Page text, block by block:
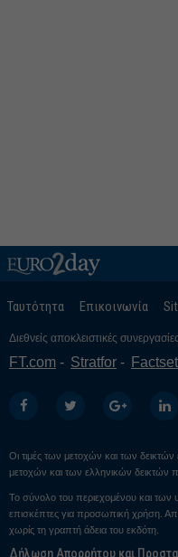
Ταυτότητα Επικοινωνία
Διεθνείς αποκλειστικές
FT.com Stratfor Factset
Οι τιμές των μετοχών και των δεικτών
μετοχών και των ελληνικών δεικτών
Το σύνολο του περιεχομένου και των
επισκέπτες για προσωπική χρήση.
χωρίς τη γραπτή άδεια του εκδότη.
Δήλωση Απορρήτου και